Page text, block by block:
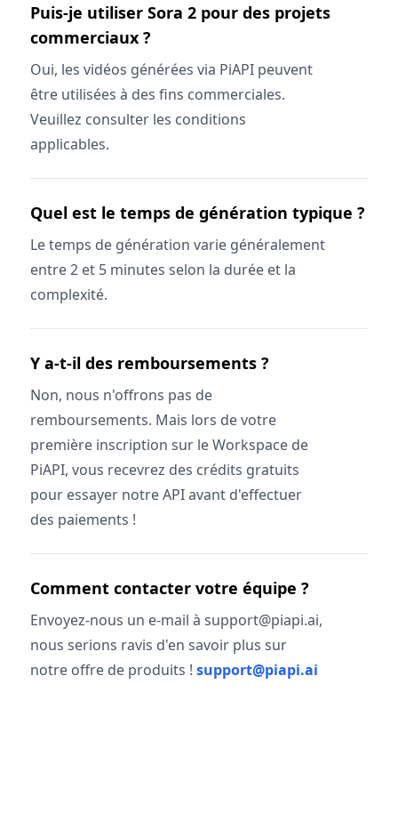
Puis-je utiliser Sora 2 pour des projets
commerciaux ?
Oui, les vidéos générées via PiAPI peuvent
être utilisées à des fins commerciales.
Veuillez consulter les conditions
applicables.
Quel est le temps de génération typique ?
Le temps de génération varie généralement
entre 2 et 5 minutes selon la durée et la
complexité.
Y a-t-il des remboursements ?
Non, nous n'offrons pas de
remboursements. Mais lors de votre
première inscription sur le Workspace de
PiAPI, vous recevrez des crédits gratuits
pour essayer notre API avant d'effectuer
des paiements !
Comment contacter votre équipe ?
Envoyez-nous un e-mail à support@piapi.ai,
nous serions ravis d'en savoir plus sur
notre offre de produits ! support@piapi.ai